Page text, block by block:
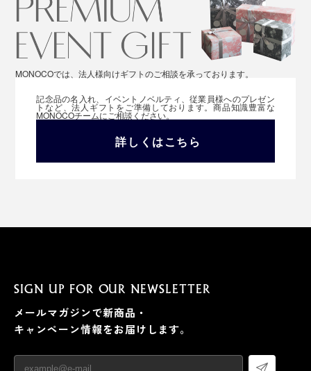
MONOCOでは、法人様向けギフトのご相談を承っております。
記念品の名入れ、イベントノベルティ、従業員様へのプレゼン
トなど、法人ギフトをご準備しております。商品知識豊富な
MONOCOチームにご相談ください。
詳しくはこちら
SIGN UP FOR OUR NEWSLETTER
メールマガジンで新商品・
キャンペーン情報をお届けします。